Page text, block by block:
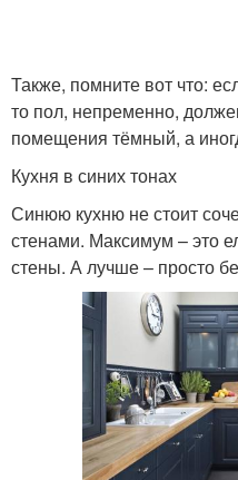
Также, помните вот что:
то пол, непременно,
помещения тёмный, а
Кухня в синих тонах
Синюю кухню не стоит
стенами. Максимум – это
стены. А лучше – просто